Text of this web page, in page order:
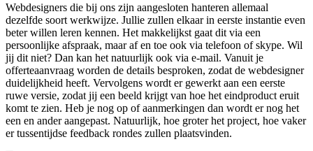
Webdesigners die bij ons zijn aangesloten hanteren allemaal
dezelfde soort werkwijze. Jullie zullen elkaar in eerste instantie even
beter willen leren kennen. Het makkelijkst gaat dit via een
persoonlijke afspraak, maar af en toe ook via telefoon of skype. Wil
jij dit niet? Dan kan het natuurlijk ook via e-mail. Vanuit je
offerteaanvraag worden de details besproken, zodat de webdesigner
duidelijkheid heeft. Vervolgens wordt er gewerkt aan een eerste
ruwe versie, zodat jij een beeld krijgt van hoe het eindproduct eruit
komt te zien. Heb je nog op of aanmerkingen dan wordt er nog het
een en ander aangepast. Natuurlijk, hoe groter het project, hoe vaker
er tussentijdse feedback rondes zullen plaatsvinden.